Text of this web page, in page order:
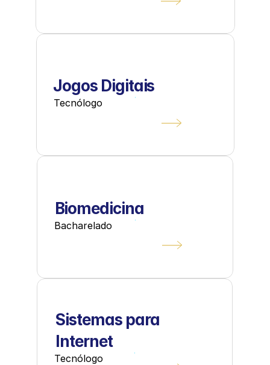
Jogos Digitais
Tecnólogo
Biomedicina
Bacharelado
Sistemas para
Internet
Tecnólogo